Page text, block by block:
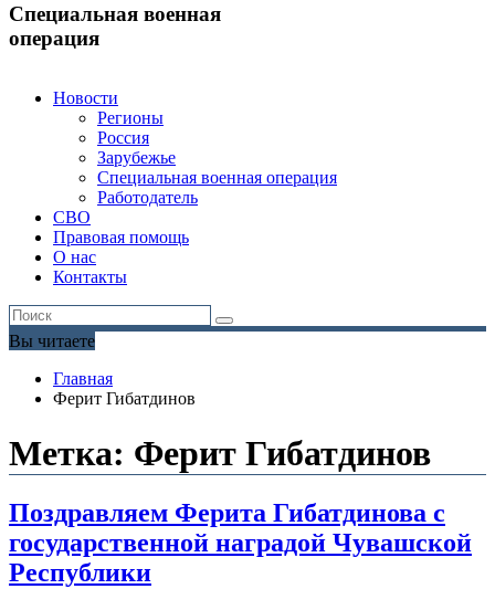
Специальная военная
операция
Новости
Регионы
Россия
Зарубежье
Специальная военная операция
Работодатель
СВО
Правовая помощь
О нас
Контакты
Вы читаете
Главная
Ферит Гибатдинов
Метка: Ферит Гибатдинов
Поздравляем Ферита Гибатдинова с
государственной наградой Чувашской
Республики